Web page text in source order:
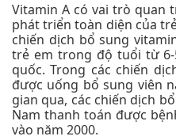
Vitamin A có vai trò quan
phát triển toàn diện của
chiến dịch bổ sung
trẻ em trong độ tuổi từ
quốc. Trong các chiến
được uống bổ sung viên
gian qua, các chiến dịch
Nam thanh toán được
vào năm 2000.